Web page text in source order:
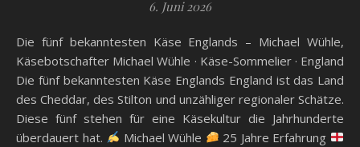
6. Juni 2026
Die fünf bekanntesten Käse Englands – Michael Wühle,
Käsebotschafter Michael Wühle · Käse-Sommelier · England
Die fünf bekanntesten Käse Englands England ist das Land
des Cheddar, des Stilton und unzähliger regionaler Schätze.
Diese fünf stehen für eine Käsekultur die Jahrhunderte
überdauert hat.
Michael Wühle
25 Jahre Erfahrung